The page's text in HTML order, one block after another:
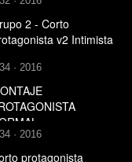
2 - Corto
v2 Intimista
· 2016
· 2016
protagonista